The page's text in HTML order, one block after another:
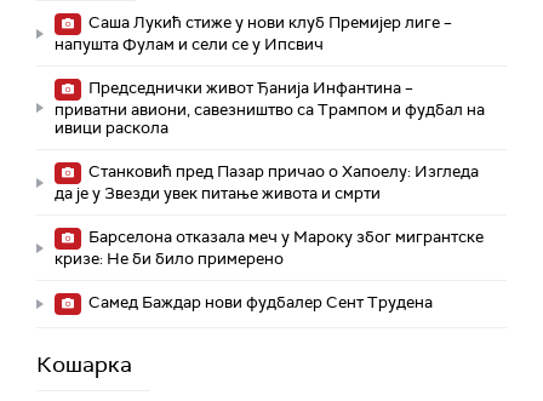
Саша Лукић стиже у нови клуб Премијер лиге –
напушта Фулам и сели се у Ипсвич
Председнички живот Ђанија Инфантина –
приватни авиони, савезништво са Трампом и фудбал на
ивици раскола
Станковић пред Пазар причао о Хапоелу: Изгледа
да је у Звезди увек питање живота и смрти
Барселона отказала меч у Мароку због мигрантске
кризе: Не би било примерено
Самед Баждар нови фудбалер Сент Трудена
Кошарка